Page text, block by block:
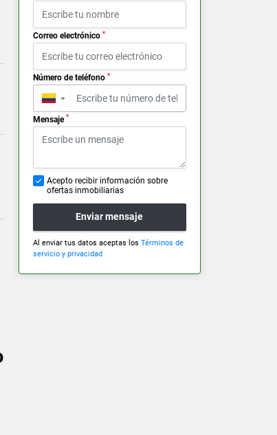
Correo electrónico *
Número de teléfono *
▼
Mensaje *
Acepto recibir información sobre
ofertas inmobiliarias
Enviar mensaje
Al enviar tus datos aceptas los Términos de
servicio y privacidad